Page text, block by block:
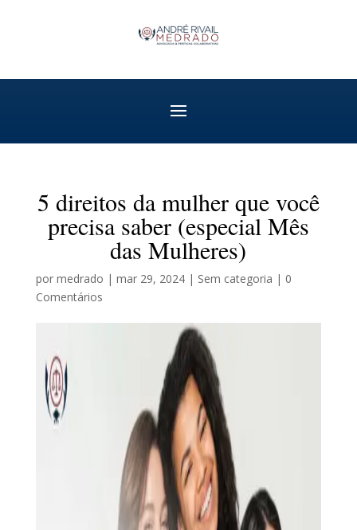
5 direitos da mulher que você
precisa saber (especial Mês
das Mulheres)
por medrado | mar 29, 2024| Sem categoria | 0
Comentários